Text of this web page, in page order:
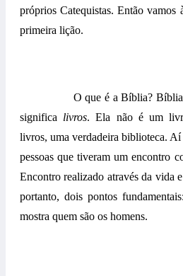
próprios Catequistas. Então vamos
primeira lição.
O que é a Bíblia?
significa livros. Ela não é um
livros, uma verdadeira biblioteca.
pessoas que tiveram um encontro
Encontro realizado através da vida
portanto, dois pontos
mostra quem são os homens.